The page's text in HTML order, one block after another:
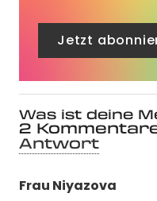
Jetzt
Was ist deine
2
Antwort
Frau Niyazova